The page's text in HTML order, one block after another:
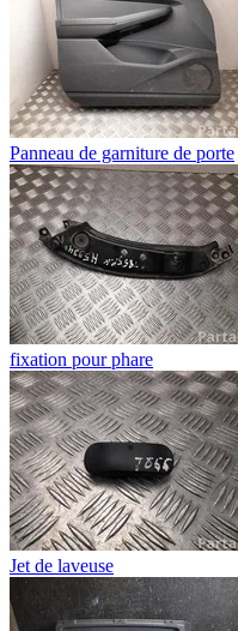
Panneau de garniture de porte
fixation pour phare
Jet de laveuse